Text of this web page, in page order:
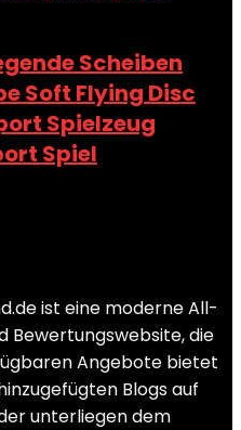
Scheiben
Soft Flying Disc
Spielzeug
Spiel
ist eine moderne All-
Bewertungswebsite, die
Angebote bietet
Blogs auf
unterliegen dem